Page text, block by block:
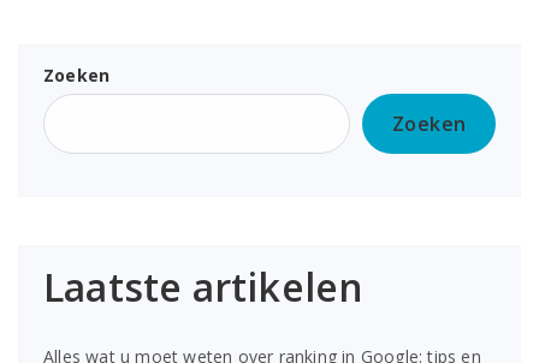
Zoeken
Zoeken
Laatste artikelen
Alles wat u moet weten over ranking in Google: tips en